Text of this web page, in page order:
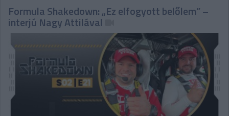
Formula Shakedown: „Ez elfogyott belőlem” –
interjú Nagy Attilával